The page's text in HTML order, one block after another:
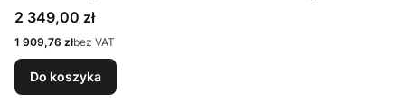
Cena
2 349,00 zł
Cena
1 909,76 złbez VAT
Do koszyka